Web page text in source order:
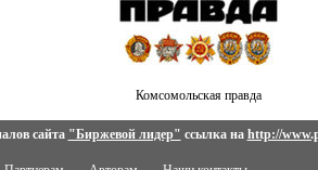
Комсомольская правда
сайта "Биржевой лидер" ссылка на http://